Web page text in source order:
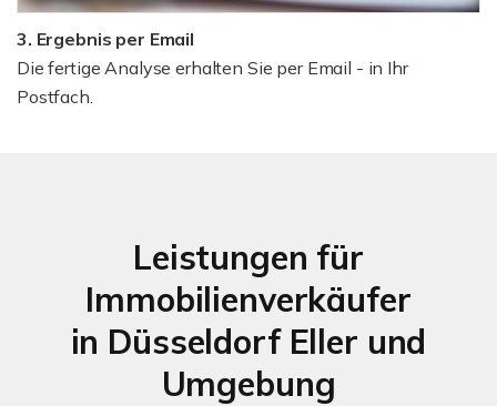
3. Ergebnis per Email
Die fertige Analyse erhalten Sie per Email - in Ihr
Postfach.
Leistungen für
Immobilienverkäufer
in Düsseldorf Eller und
Umgebung